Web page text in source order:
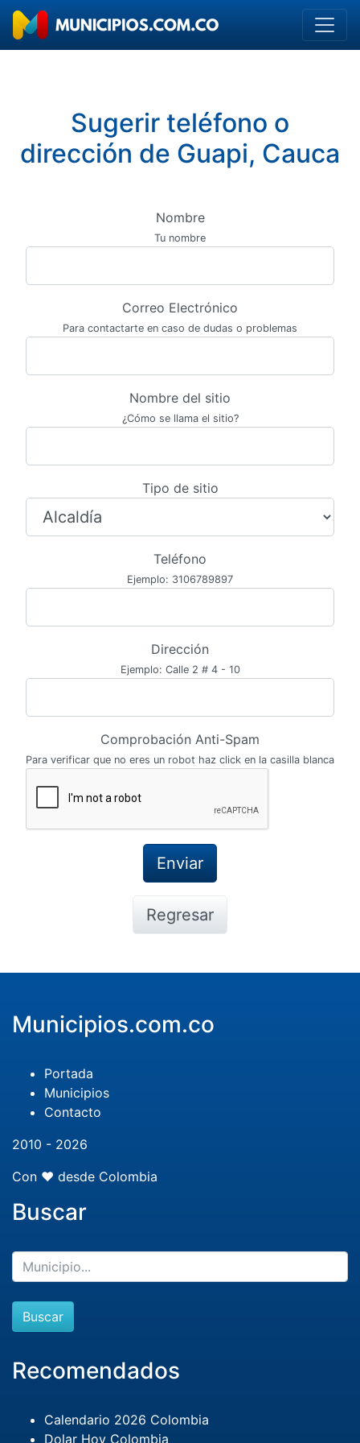
Sugerir teléfono o
dirección de Guapi, Cauca
Nombre
Tu nombre
Correo Electrónico
Para contactarte en caso de dudas o problemas
Nombre del sitio
¿Cómo se llama el sitio?
Tipo de sitio
Teléfono
Ejemplo: 3106789897
Dirección
Ejemplo: Calle 2 # 4 - 10
Comprobación Anti-Spam
Para verificar que no eres un robot haz click en la casilla blanca
Regresar
Municipios.com.co
Portada
Municipios
Contacto
2010 - 2026
Con ❤️ desde Colombia
Buscar
Buscar
Recomendados
Calendario 2026 Colombia
Dolar Hoy Colombia